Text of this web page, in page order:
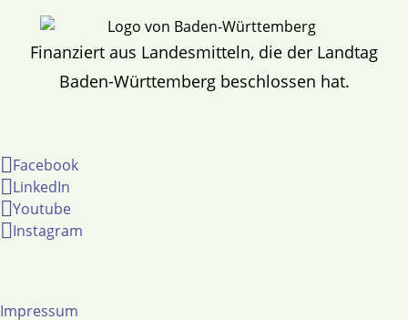
Finanziert aus Landesmitteln, die der Landtag
Baden-Württemberg beschlossen hat.
Facebook
LinkedIn
Youtube
Instagram
Impressum